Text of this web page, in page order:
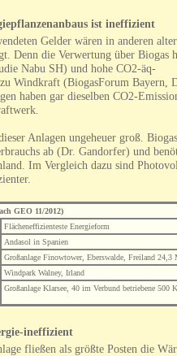
ist ineffizient
Gelder wären in anderen
Denn die Verwertung über Biogas
Nabu SH) und hohe CO2-äq-
Windkraft (BiogasForum Bayern,
haben gar dieselben CO2-
Anlagen ungeheuer groß.
ab (Dr. Gandorfer) und
Im Vergleich dazu sind
GEO 11/2012)
Flächeneffizienteste Energieform
Andasol in Spanien
Großanlage Finowtower, Eberswalde, Freiland 24,3
Windpark Walney, Irland
Großanlage Klarsee, 40 im Verbund betriebene 500
ineffizient
fließen als größte Posten die